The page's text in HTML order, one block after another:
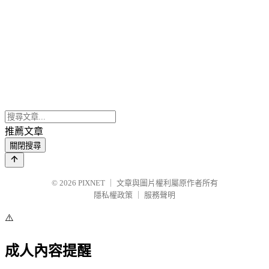
推薦文章
關閉搜尋
© 2026 PIXNET
文章與圖片權利屬原作者所有
隱私權政策
服務聲明
⚠️
成人內容提醒